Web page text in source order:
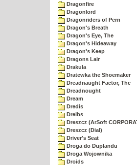
Dragonfire
Dragonlord
Dragonriders of Pern
Dragon's Breath
Dragon's Eye, The
Dragon's Hideaway
Dragon's Keep
Dragons Lair
Drakula
Dratewka the Shoemaker
Dreadnaught Factor, The
Dreadnought
Dream
Dredis
Drelbs
Dreszcz (ArSoft
Dreszcz (Dial)
Driver's Seat
Droga do Duplandu
Droga Wojownika
Droids